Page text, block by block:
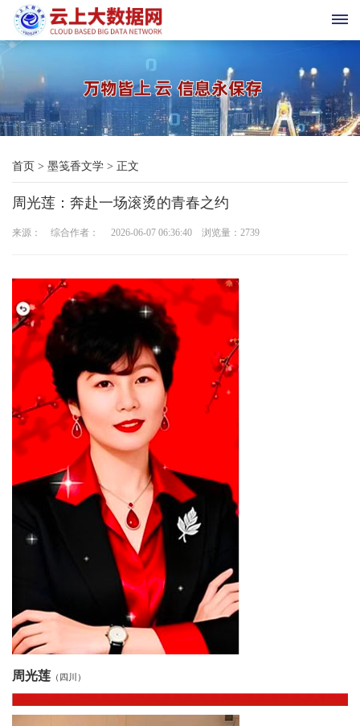
页
科
技
与
农
新
代
教
育
康
中
国
行
国
首页 > 墨笺香文学 > 正文
周光莲：奔赴一场滚烫的青春之约
来源： 综合作者： 2026-06-07 06:36:40 浏览量： 2739
周光莲 （四川）